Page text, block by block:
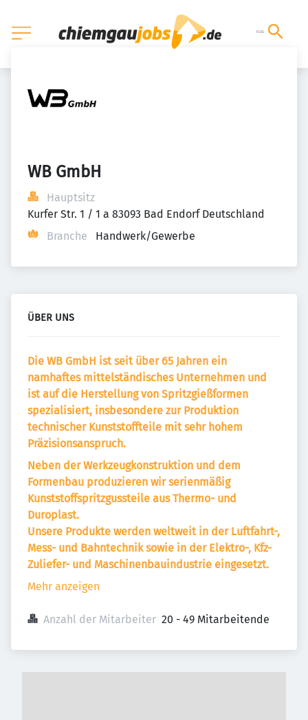
WB GmbH
Hauptsitz
Kurfer Str. 1 / 1 a 83093 Bad Endorf Deutschland
Branche
Handwerk/Gewerbe
ÜBER UNS
Die WB GmbH ist seit über 65 Jahren ein
namhaftes mittelständisches Unternehmen und
ist auf die Herstellung von Spritzgießformen
spezialisiert, insbesondere zur Produktion
technischer Kunststoffteile mit sehr hohem
Präzisionsanspruch.
Neben der Werkzeugkonstruktion und dem
Formenbau produzieren wir serienmäßig
Kunststoffspritzgussteile aus Thermo- und
Duroplast.
Unsere Produkte werden weltweit in der Luftfahrt-,
Mess- und Bahntechnik sowie in der Elektro-, Kfz-
Zuliefer- und Maschinenbauindustrie eingesetzt.
Mehr anzeigen
Anzahl der Mitarbeiter 20 - 49 Mitarbeitende